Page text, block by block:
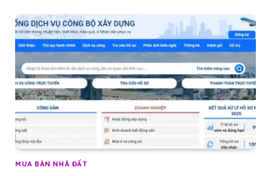
MUA BÁN NHÀ ĐẤT